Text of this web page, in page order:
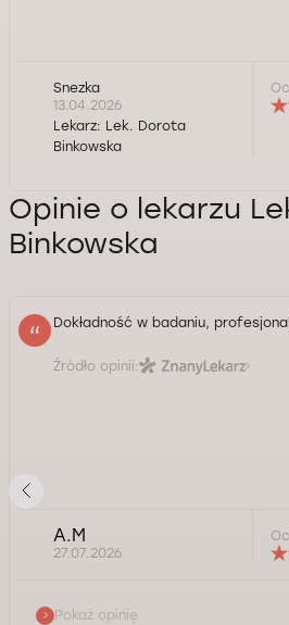
Snezka
13.04.2026
Lekarz: Lek. Dorota
Binkowska
Opinie o lekarzu
Binkowska
Dokładność w badaniu,
Źródło opinii:
A.M
27.07.2026
Pokaż opinię